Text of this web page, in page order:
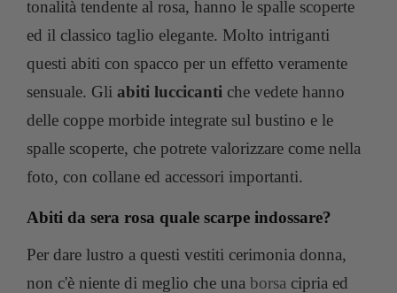
tonalità tendente al rosa, hanno le spalle scoperte
ed il classico taglio elegante. Molto intriganti
questi abiti con spacco per un effetto veramente
sensuale. Gli abiti luccicanti che vedete hanno
delle coppe morbide integrate sul bustino e le
spalle scoperte, che potrete valorizzare come nella
foto, con collane ed accessori importanti.
Abiti da sera rosa quale scarpe indossare?
Per dare lustro a questi vestiti cerimonia donna,
non c'è niente di meglio che una borsa cipria ed